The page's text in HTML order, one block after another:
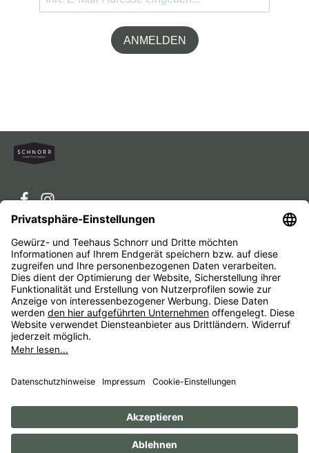
ANMELDEN
Service-Hotline
Service
Unternehmen
Alle Preise inkl. gesetzl. Mehrwertsteuer zzgl.
anders angegeben.
© 1956 - 2026 Gewürz- und Teehaus Schnorr - with
ImpressumAGBWiderrufsbelehrungenDatenschutz
Barrierefreiheit